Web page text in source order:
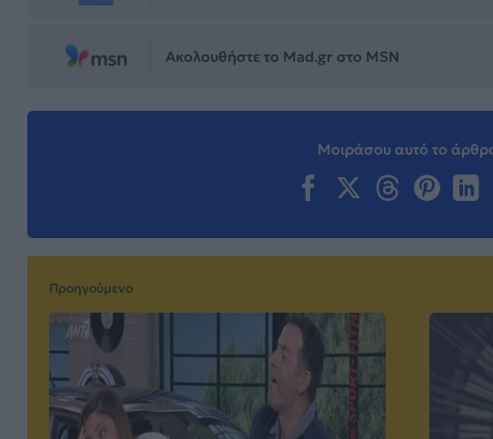
Ακολουθήστε το Mad.gr στο MSN
Μοιράσου αυτό το
Προηγούμενο